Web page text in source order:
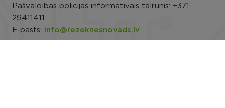
Pašvaldības policijas informatīvais tālrunis: +371
29411411
E-pasts: info@rezeknesnovads.lv